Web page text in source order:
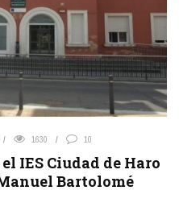
1630 10
IES Ciudad de Haro
Bartolomé